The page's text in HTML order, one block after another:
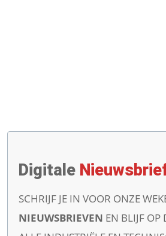
Digitale
SCHRIJF JE IN VOOR ONZE
NIEUWSBRIEVEN EN BLIJF OP